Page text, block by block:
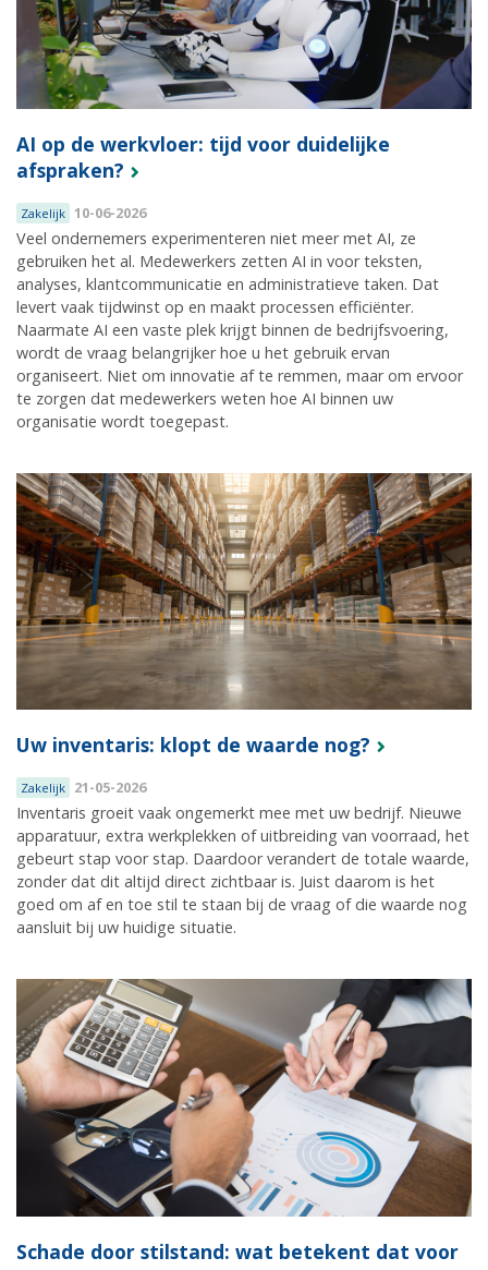
AI op de werkvloer: tijd voor duidelijke
afspraken?
Zakelijk 10-06-2026
Veel ondernemers experimenteren niet meer met AI, ze
gebruiken het al. Medewerkers zetten AI in voor teksten,
analyses, klantcommunicatie en administratieve taken. Dat
levert vaak tijdwinst op en maakt processen efficiënter.
Naarmate AI een vaste plek krijgt binnen de bedrijfsvoering,
wordt de vraag belangrijker hoe u het gebruik ervan
organiseert. Niet om innovatie af te remmen, maar om ervoor
te zorgen dat medewerkers weten hoe AI binnen uw
organisatie wordt toegepast.
Uw inventaris: klopt de waarde nog?
Zakelijk 21-05-2026
Inventaris groeit vaak ongemerkt mee met uw bedrijf. Nieuwe
apparatuur, extra werkplekken of uitbreiding van voorraad, het
gebeurt stap voor stap. Daardoor verandert de totale waarde,
zonder dat dit altijd direct zichtbaar is. Juist daarom is het
goed om af en toe stil te staan bij de vraag of die waarde nog
aansluit bij uw huidige situatie.
Schade door stilstand: wat betekent dat voor